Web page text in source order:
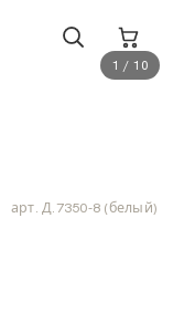
1 / 10
арт. Д.7350-8 (белый)